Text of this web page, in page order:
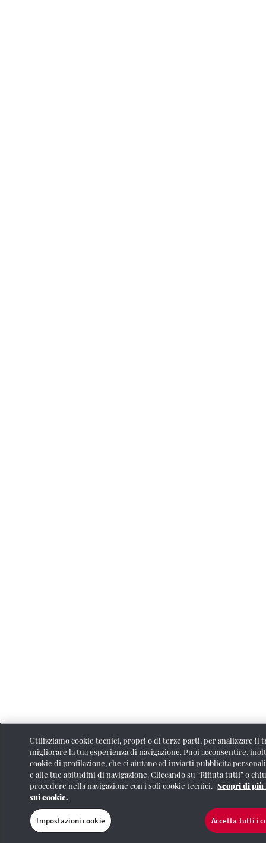
Utilizziamo cookie tecnici, propri o di terze parti, per analizzare il
migliorare la tua esperienza di navigazione. Puoi acconsentire,
cookie di profilazione, che ci aiutano ad inviarti pubblicità
e alle tue abitudini di navigazione. Cliccando su “Rifiuta tutti” o
procedere nella navigazione con i soli cookie tecnici. Scopri di
sui cookie.
Impostazioni cookie Accetta tutti i